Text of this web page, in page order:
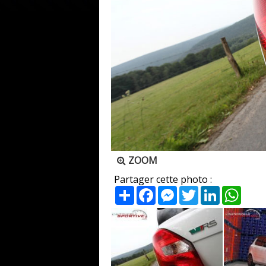
ZOOM
Partager cette photo :
PartagerFacebookMessenger
TwitterLinkedIn